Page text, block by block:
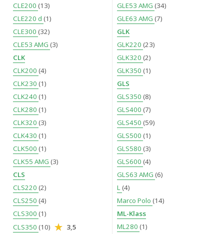
CLE200 (13)
CLE220 d (1)
CLE300 (32)
CLE53 AMG (3)
CLK
CLK200 (4)
CLK230 (1)
CLK240 (1)
CLK280 (1)
CLK320 (3)
CLK430 (1)
CLK500 (1)
CLK55 AMG (3)
CLS
CLS220 (2)
CLS250 (4)
CLS300 (1)
CLS350 (10)
3,5
GLE53 AMG (34)
GLE63 AMG (7)
GLK
GLK220 (23)
GLK320 (2)
GLK350 (1)
GLS
GLS350 (8)
GLS400 (7)
GLS450 (59)
GLS500 (1)
GLS580 (3)
GLS600 (4)
GLS63 AMG (6)
L (4)
Marco Polo (14)
ML-Klass
ML280 (1)